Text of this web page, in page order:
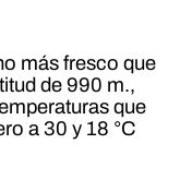
más fresco que
de 990 m.,
que
a 30 y 18 °C